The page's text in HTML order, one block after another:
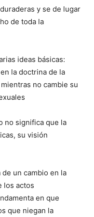
y se de lugar
de toda la
ideas básicas:
la doctrina de la
no cambie su
no significa que la
su visión
un cambio en la
los actos
en que
que niegan la